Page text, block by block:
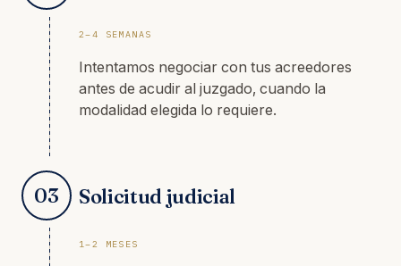
2–4 SEMANAS
Intentamos negociar con tus acreedores
antes de acudir al juzgado, cuando la
modalidad elegida lo requiere.
03 Solicitud judicial
1–2 MESES